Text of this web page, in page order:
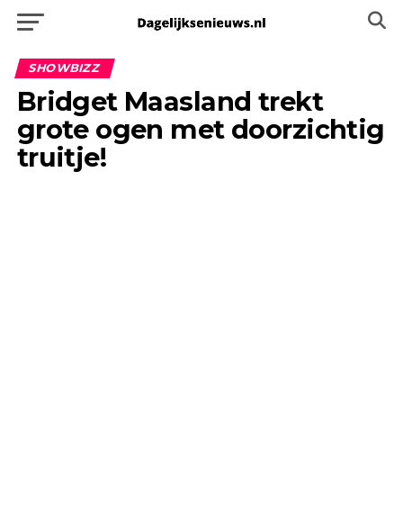
SHOWBIZZ
Bridget Maasland trekt
grote ogen met doorzichtig
truitje!